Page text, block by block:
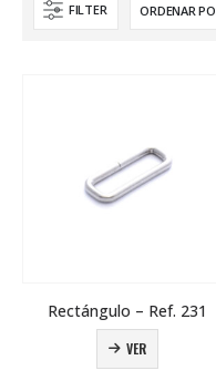
FILTER
Rectángulo – Ref. 231
VER